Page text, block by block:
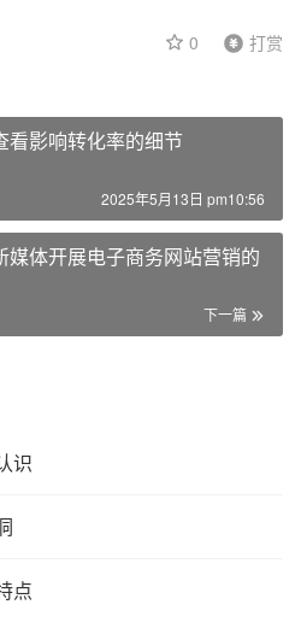
0 打赏
看影响转化率的细节
2025年5月13日 pm10:56
体开展电子商务网站营销的
下一篇
识
点